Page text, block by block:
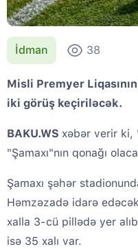
İdman 38
Misli Premyer
iki görüş keçiriləcək.
BAKU.WS xəbər verir ki,
"Şamaxı"nın qonağı
Şamaxı şəhər
Həmzəzadə idarə
xalla 3-cü pillədə yer
isə 35 xalı var.